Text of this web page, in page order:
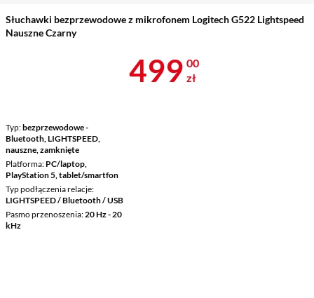
Słuchawki bezprzewodowe z mikrofonem Logitech G522 Lightspeed
Nauszne Czarny
Typ bezprzewodowe -
Bluetooth, LIGHTSPEED,
nauszne, zamknięte
Platforma PC/laptop,
PlayStation 5, tablet/smartfon
Typ podłączenia relacje
LIGHTSPEED / Bluetooth / USB
Pasmo przenoszenia 20 Hz - 20
kHz
Cena 499 zł
499 00
zł